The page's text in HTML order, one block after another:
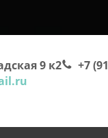
+7
9 к2